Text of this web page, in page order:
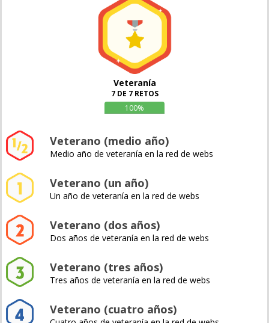
Veteranía
7 DE 7 RETOS
100%
Veterano (medio año)
Medio año de veteranía en la red de webs
Veterano (un año)
Un año de veteranía en la red de webs
Veterano (dos años)
Dos años de veteranía en la red de webs
Veterano (tres años)
Tres años de veteranía en la red de webs
Veterano (cuatro años)